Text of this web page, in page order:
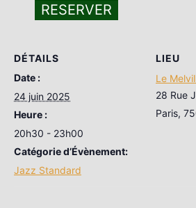
RESERVER
DÉTAILS
Date :
24 juin 2025
Heure :
20h30 - 23h00
Catégorie d’Évènement:
Jazz Standard
LIEU
Le
28 Rue
Paris,